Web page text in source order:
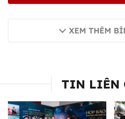
XEM THÊM
TIN LIÊN